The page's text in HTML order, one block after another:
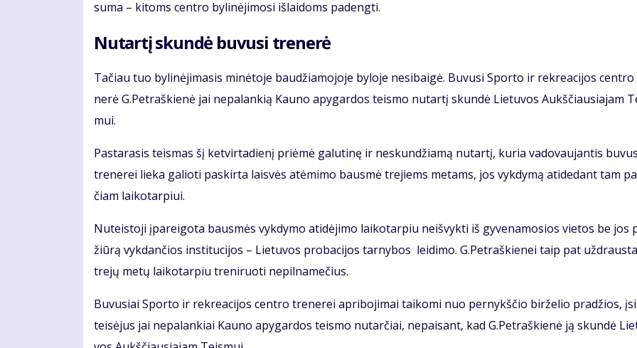
su­ma – ki­toms cen­tro by­li­nė­ji­mo­si iš­lai­doms pa­deng­ti.
Nu­tar­tį skun­dė bu­vu­si tre­ne­rė
Ta­čiau tuo by­li­nė­ji­ma­sis mi­nė­to­je bau­džia­mo­jo­je by­lo­je ne­si­bai­gė. Bu­vu­si Spor­to ir rek­re­a­ci­jos
ne­rė G.Pet­raš­kie­nė jai ne­pa­lan­kią Kau­no apy­gar­dos teis­mo nu­tar­tį skun­dė Lie­tu­vos Aukš­čiau­sia­jam
mui.
Pas­ta­ra­sis teis­mas šį ket­vir­ta­die­nį pri­ėmė ga­lu­ti­nę ir ne­skun­džia­mą nu­tar­tį, ku­ria va­do­vau­jan­tis
tre­ne­rei lie­ka ga­lio­ti pa­skir­ta lais­vės at­ėmi­mo baus­mė tre­jiems me­tams, jos vyk­dy­mą ati­de­dant tam
čiam lai­ko­tar­piui.
Nu­teis­to­ji įpa­rei­go­ta baus­mės vyk­dy­mo ati­dė­ji­mo lai­ko­tar­piu ne­iš­vyk­ti iš gy­ve­na­mo­sios vie­tos be jos
žiū­rą vyk­dan­čios ins­ti­tu­ci­jos – Lie­tu­vos pro­ba­ci­jos tar­ny­bos lei­di­mo. G.Pet­raš­kie­nei taip pat už­draus­ta
tre­jų me­tų lai­ko­tar­piu tre­ni­ruo­ti ne­pil­na­me­čius.
Bu­vu­siai Spor­to ir rek­re­a­ci­jos cen­tro tre­ne­rei ap­ri­bo­ji­mai tai­ko­mi nuo per­nykš­čio bir­že­lio pra­džios,
teisėjus jai ne­pa­lan­kiai Kau­no apy­gar­dos teis­mo nu­tar­čiai, ne­pai­sant, kad G.Pet­raš­kie­nė ją skun­dė